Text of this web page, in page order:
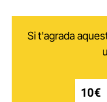
Si t'agrada
10€